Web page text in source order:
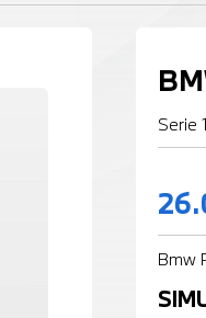
Serie
Bmw